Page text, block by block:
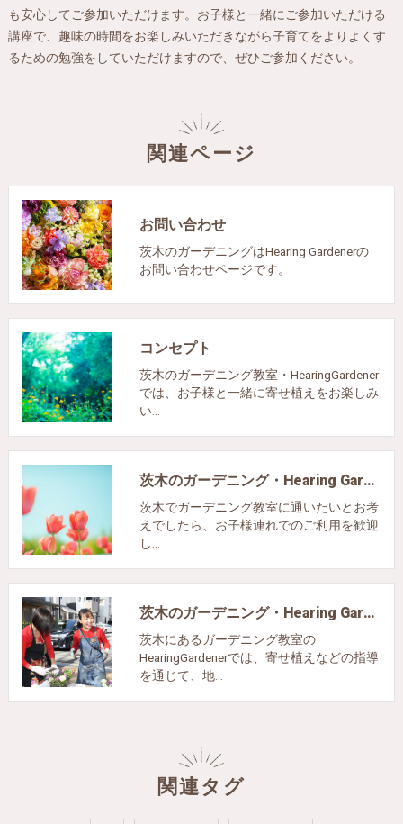
も安心してご参加いただけます。お子様と一緒にご参加いただける
講座で、趣味の時間をお楽しみいただきながら子育てをよりよくす
るための勉強をしていただけますので、ぜひご参加ください。
関連ページ
お問い合わせ
茨木のガーデニングはHearing Gardenerの
お問い合わせページです。
コンセプト
茨木のガーデニング教室・HearingGardener
では、お子様と一緒に寄せ植えをお楽しみ
い…
茨木のガーデニング・Hearing Gardenerの口コミ情報
茨木でガーデニング教室に通いたいとお考
えでしたら、お子様連れでのご利用を歓迎
し…
茨木のガーデニング・Hearing Gardenerの評判
茨木にあるガーデニング教室の
HearingGardenerでは、寄せ植えなどの指導
を通じて、地…
関連タグ